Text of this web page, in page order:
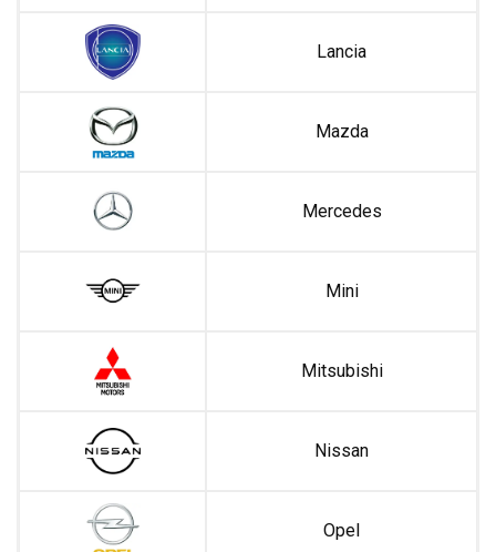
Lancia
Mazda
Mercedes
Mini
Mitsubishi
Nissan
Opel